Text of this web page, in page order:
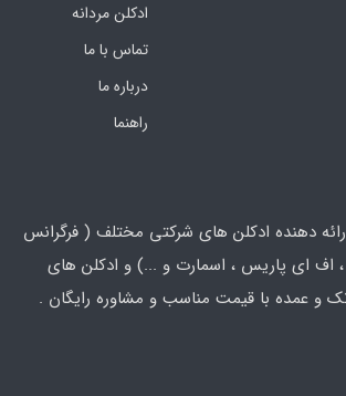
ادکلن مردانه
تماس با ما
درباره ما
راهنما
دهنده ادکلن های شرکتی مختلف ( فرگرانس
، اف ای پاریس ، اسمارت و ...) و ادکلن های
و عمده با قیمت مناسب و مشاوره رایگان .